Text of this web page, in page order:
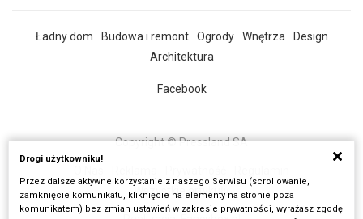
Ładny dom Budowa i remont Ogrody Wnętrza
Design
Architektura
Facebook
Copyright © Pressland SA
Wszystkie artykuły
Drogi użytkowniku!
Przez dalsze aktywne korzystanie z naszego Serwisu (scrollowanie,
zamknięcie komunikatu, kliknięcie na elementy na stronie poza
komunikatem) bez zmian ustawień w zakresie prywatności, wyrażasz zgodę